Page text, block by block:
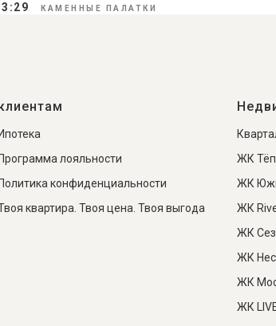
КАМЕННЫЕ ПАЛАТКИ
Ипотека
Программа лояльности
Политика конфиденциальности
квартира. Твоя цена. Твоя выгода
ЖК
ЖК
ЖК
ЖК
ЖК
ЖК
ЖК